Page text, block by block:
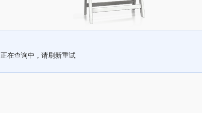
正在查询中，请刷新重试